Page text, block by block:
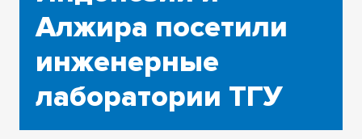
Алжира посетили
инженерные
лаборатории ТГУ